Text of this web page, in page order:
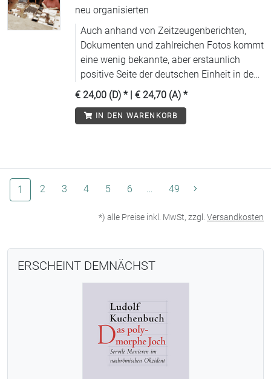
neu organisierten
Auch anhand von Zeitzeugenberichten,
Dokumenten und zahlreichen Fotos kommt
eine wenig bekannte, aber erstaunlich
positive Seite der deutschen Einheit in den
Blick.
€ 24,00 (D) * | € 24,70 (A) *
IN DEN WARENKORB
1 (aktuelle Seite)
2 3 4 5 6 … 49
*) alle Preise inkl. MwSt, zzgl. Versandkosten
ERSCHEINT DEMNÄCHST